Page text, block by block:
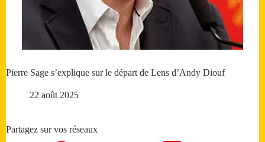
Pierre Sage s’explique sur le départ de Lens d’Andy Diouf
22 août 2025
Partagez sur vos réseaux